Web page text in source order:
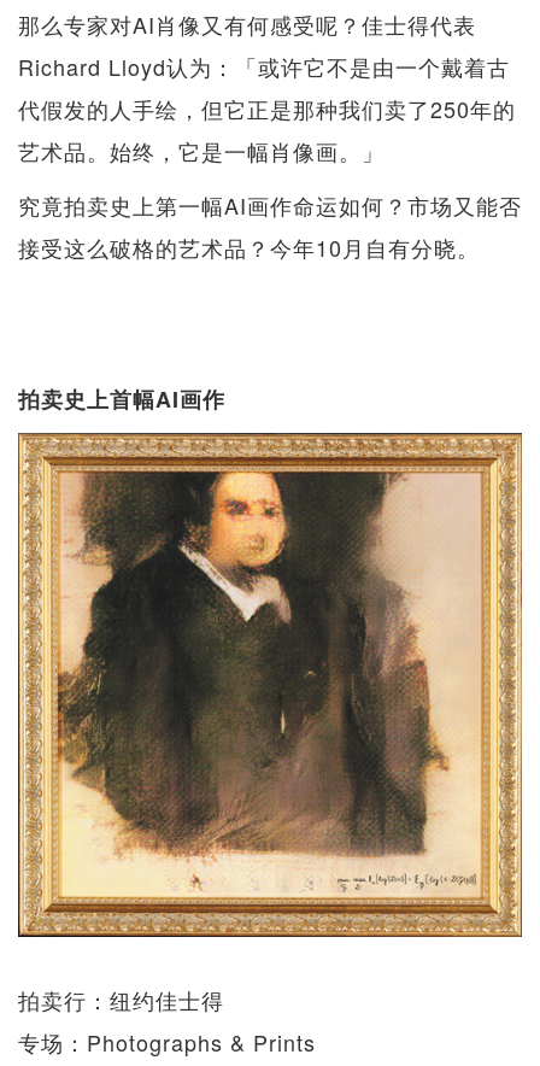
那么专家对AI肖像又有何感受呢？佳士得代表
Richard Lloyd认为：「或许它不是由一个戴着古
代假发的人手绘，但它正是那种我们卖了250年的
艺术品。始终，它是一幅肖像画。」
究竟拍卖史上第一幅AI画作命运如何？市场又能否
接受这么破格的艺术品？今年10月自有分晓。
拍卖史上首幅AI画作
拍卖行：纽约佳士得
专场：Photographs & Prints